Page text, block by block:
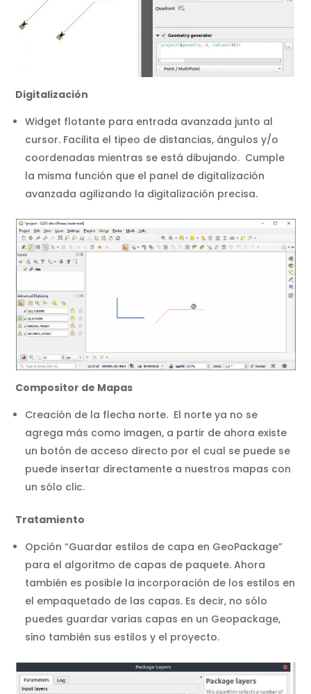
Digitalización
Widget flotante para entrada avanzada junto al
cursor. Facilita el tipeo de distancias, ángulos y/o
coordenadas mientras se está dibujando. Cumple
la misma función que el panel de digitalización
avanzada agilizando la digitalización precisa.
Compositor de Mapas
Creación de la flecha norte. El norte ya no se
agrega más como imagen, a partir de ahora existe
un botón de acceso directo por el cual se puede se
puede insertar directamente a nuestros mapas con
un sólo clic.
Tratamiento
Opción “Guardar estilos de capa en GeoPackage”
para el algoritmo de capas de paquete. Ahora
también es posible la incorporación de los estilos en
el empaquetado de las capas. Es decir, no sólo
puedes guardar varias capas en un Geopackage,
sino también sus estilos y el proyecto.